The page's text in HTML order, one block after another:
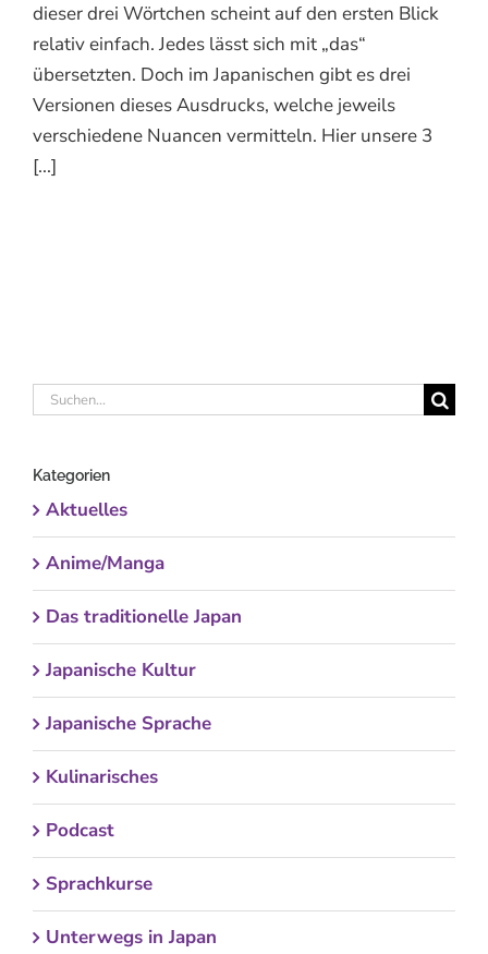
dieser drei Wörtchen scheint auf den ersten Blick
relativ einfach. Jedes lässt sich mit „das“
übersetzten. Doch im Japanischen gibt es drei
Versionen dieses Ausdrucks, welche jeweils
verschiedene Nuancen vermitteln. Hier unsere 3
[...]
Suche
Kategorien
Aktuelles
Anime/Manga
Das traditionelle Japan
Japanische Kultur
Japanische Sprache
Kulinarisches
Podcast
Sprachkurse
Unterwegs in Japan